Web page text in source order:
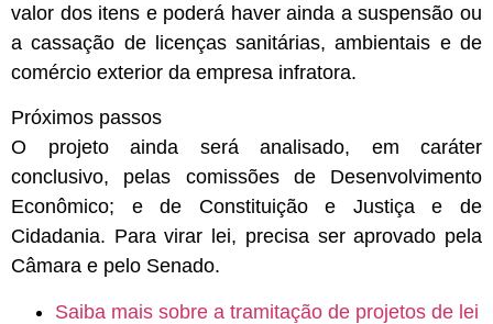
valor dos itens e poderá haver ainda a suspensão ou
a cassação de licenças sanitárias, ambientais e de
comércio exterior da empresa infratora.
Próximos passos
O projeto ainda será analisado, em caráter
conclusivo, pelas comissões de Desenvolvimento
Econômico; e de Constituição e Justiça e de
Cidadania. Para virar lei, precisa ser aprovado pela
Câmara e pelo Senado.
Saiba mais sobre a tramitação de projetos de lei